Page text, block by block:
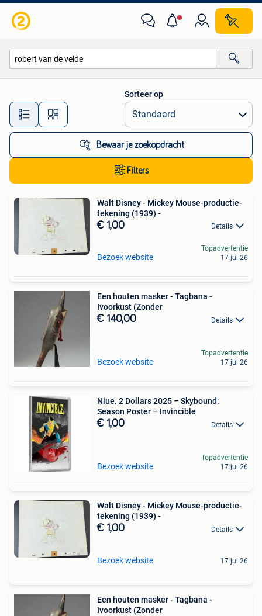
Alle afstanden…
Sorteer op
Bewaar je zoekopdracht
Filters
Walt Disney - Mickey Mouse-productie-
tekening (1939) -
€ 1,00 Details
Bezoek website
Topadvertentie
17 jul 26
Een houten masker - Tagbana -
Ivoorkust (Zonder
€ 140,00 Details
Bezoek website
Topadvertentie
17 jul 26
Niue. 2 Dollars 2025 – Skybound:
Season Poster – Invincible
€ 1,00 Details
Bezoek website
Topadvertentie
17 jul 26
Walt Disney - Mickey Mouse-productie-
tekening (1939) -
€ 1,00 Details
Bezoek website 17 jul 26
Een houten masker - Tagbana -
Ivoorkust (Zonder